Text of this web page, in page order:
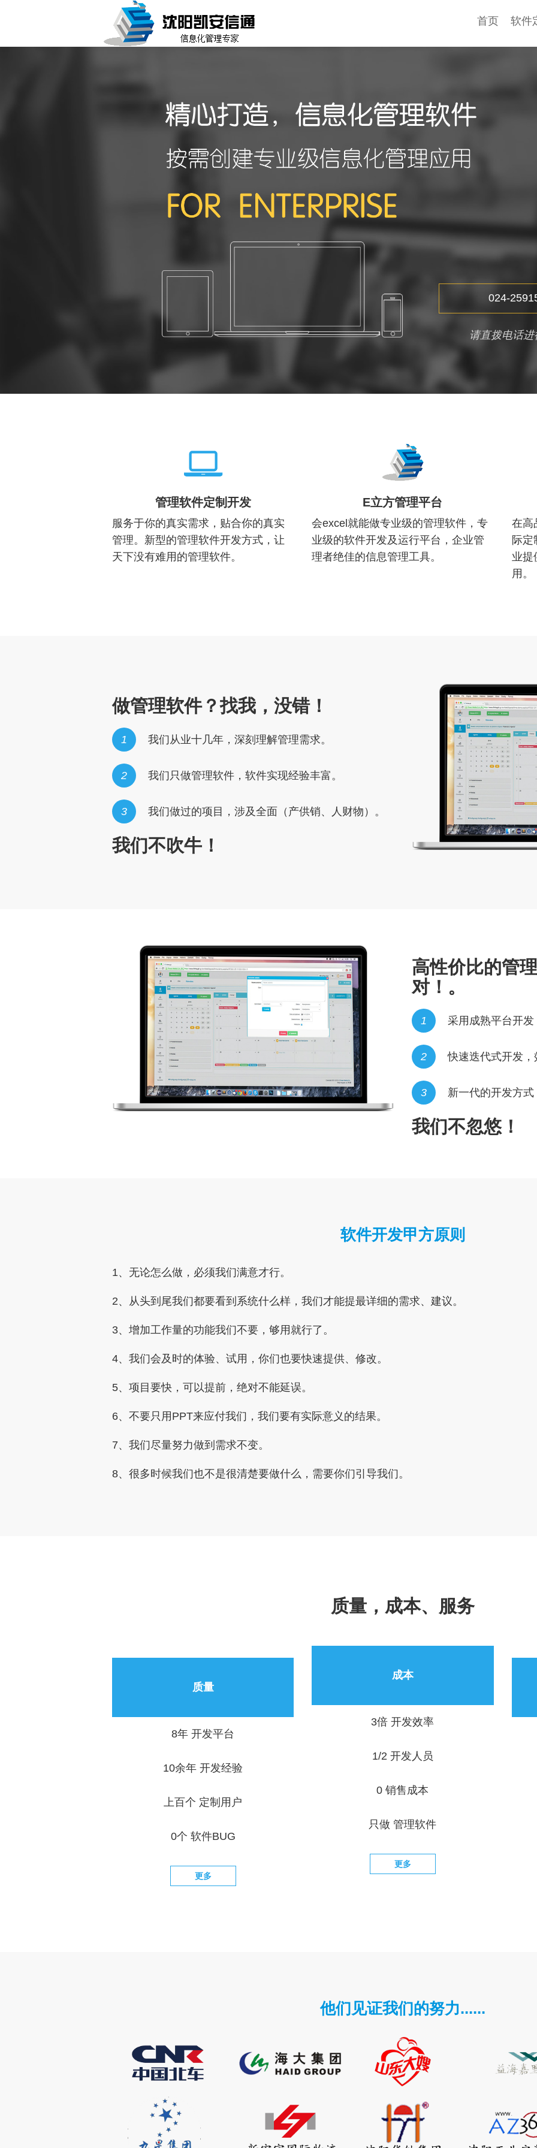
首页 软件
024-
请直拨电话进
管理软件定制开发
服务于你的真实需求，贴合你的真实
管理。新型的管理软件开发方式，让
天下没有难用的管理软件。
E立方管理平台
会excel就能做专业级的管理软件，专
业级的软件开发及运行平台，企业管
理者绝佳的信息管理工具。
在高
际
业提
用。
做管理软件？找我，没错！
1 我们从业十几年，深刻理解管理需求。
2 我们只做管理软件，软件实现经验丰富。
3 我们做过的项目，涉及全面（产供销、人财物）。
我们不吹牛！
高性价比的管
对！。
1 采用成熟平台开发
2 快速迭代式开发，
3 新一代的开发方式
我们不忽悠！
软件开发甲方原则
1、无论怎么做，必须我们满意才行。
2、从头到尾我们都要看到系统什么样，我们才能提最详细的需求、建议。
3、增加工作量的功能我们不要，够用就行了。
4、我们会及时的体验、试用，你们也要快速提供、修改。
5、项目要快，可以提前，绝对不能延误。
6、不要只用PPT来应付我们，我们要有实际意义的结果。
7、我们尽量努力做到需求不变。
8、很多时候我们也不是很清楚要做什么，需要你们引导我们。
质量，成本、服务
质量
8年 开发平台
10余年 开发经验
上百个 定制用户
0个 软件BUG
更多
成本
3倍 开发效率
1/2 开发人员
0 销售成本
只做 管理软件
更多
他们见证我们的努力......